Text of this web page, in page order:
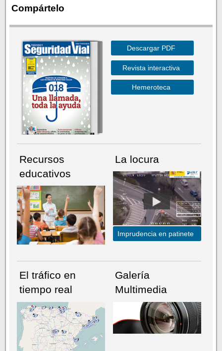
Compártelo
Descargar PDF
Revista interactiva
Hemeroteca
Recursos
educativos
La locura
Imprudencia en patinete
El tráfico en
tiempo real
Galería
Multimedia